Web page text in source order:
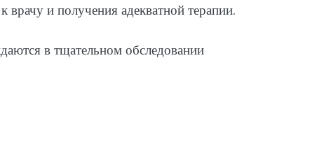
и получения адекватной терапии.